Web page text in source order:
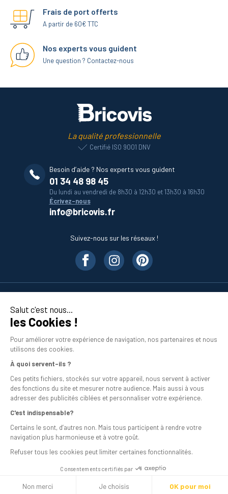
Salut c'est nous...
les Cookies !
Pour améliorer votre expérience de navigation, nos partenaires et nous
utilisons des cookies.
À quoi servent-ils ?
Ces petits fichiers, stockés sur votre appareil, nous servent à activer
des fonctions du site et mesurer notre audience. Mais aussi à vous
adresser des publicités ciblées et personnaliser votre expérience.
C'est indispensable?
Certains le sont, d’autres non. Mais tous participent à rendre votre
navigation plus harmonieuse et à votre goût.
Refuser tous les cookies peut limiter certaines fonctionnalités.
Consentements certifiés par
Non merci Je choisis OK pour moi
Frais de port offerts
A partir de 60€ TTC
Nos experts vous guident
Une question ? Contactez-nous
La qualité professionnelle
Certifié ISO 9001 DNV
Besoin d’aide ? Nos experts vous guident
01 34 48 98 45
Du lundi au vendredi de 8h30 à 12h30 et 13h30 à 16h30
Écrivez-nous
info@bricovis.fr
Suivez-nous sur les réseaux !
En savoir plus
Mentions légales
Conditions générales de vente